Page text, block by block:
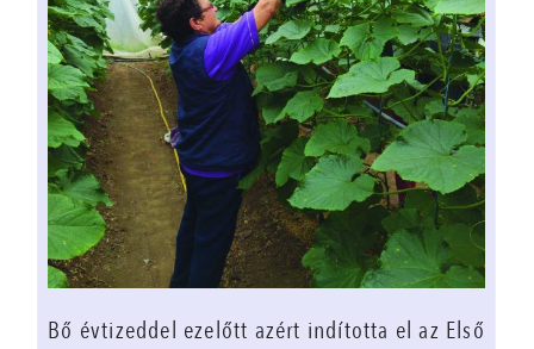
Bő évtizeddel ezelőtt azért indította el az Első